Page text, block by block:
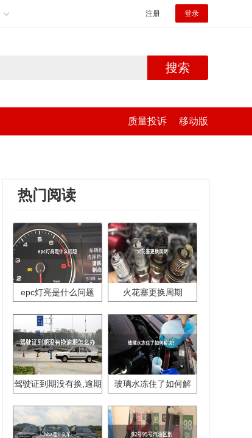
注册 登录
搜索
质量投诉 移动版
热门阅读
epc灯亮是什么问题 火花塞更换周期
驾驶证到期没有换,逾期
玻璃水冻住了如何解